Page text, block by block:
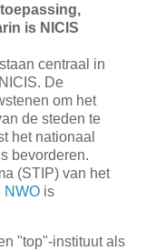
is NICIS
centraal in
De
om het
de steden te
het nationaal
bevorderen.
(STIP) van het
NWO is
"top"-instituut als